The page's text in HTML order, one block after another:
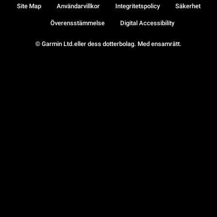
© Garmin Ltd.eller dess dotterbolag. Med ensamrätt.
Site Map Användarvillkor Integritetspolicy Säkerhet
Överensstämmelse Digital Accessibility